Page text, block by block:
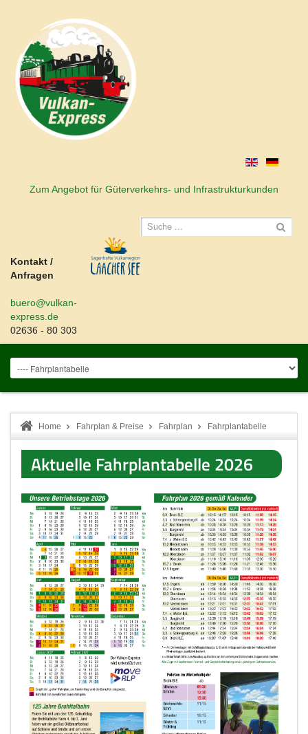
Zum Angebot für Güterverkehrs- und Infrastrukturkunden
Kontakt /
Anfragen
buero@vulkan-
express.de
02636 - 80 303
Home Fahrplan & Preise Fahrplan Fahrplantabelle
Aktuelle Fahrplantabelle 2026